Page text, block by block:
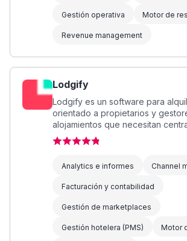
Gestión operativa Motor de
Revenue management
Lodgify
Lodgify es un software para
orientado a propietarios y
alojamientos que necesitan
Analytics e informes Channel
Facturación y contabilidad
Gestión de marketplaces
Gestión hotelera (PMS) Motor